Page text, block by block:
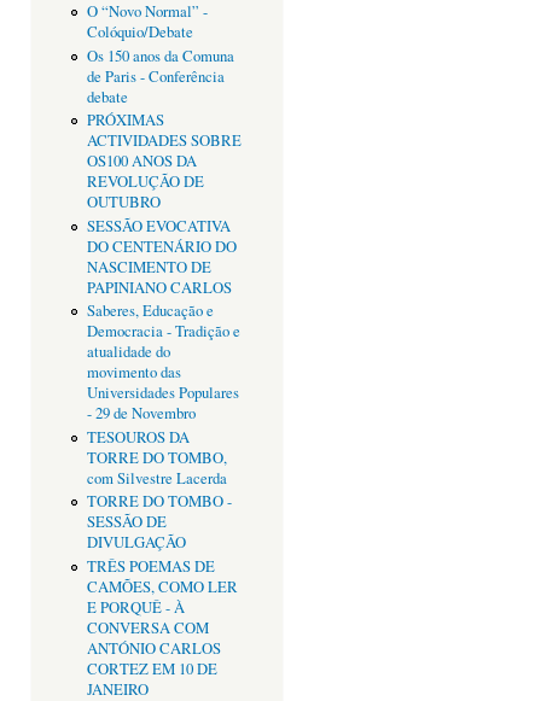
O “Novo Normal” -
Colóquio/Debate
Os 150 anos da Comuna
de Paris - Conferência
debate
PRÓXIMAS
ACTIVIDADES SOBRE
OS100 ANOS DA
REVOLUÇÃO DE
OUTUBRO
SESSÃO EVOCATIVA
DO CENTENÁRIO DO
NASCIMENTO DE
PAPINIANO CARLOS
Saberes, Educação e
Democracia - Tradição e
atualidade do
movimento das
Universidades Populares
- 29 de Novembro
TESOUROS DA
TORRE DO TOMBO,
com Silvestre Lacerda
TORRE DO TOMBO -
SESSÃO DE
DIVULGAÇÃO
TRÊS POEMAS DE
CAMÕES, COMO LER
E PORQUÊ - À
CONVERSA COM
ANTÓNIO CARLOS
CORTEZ EM 10 DE
JANEIRO